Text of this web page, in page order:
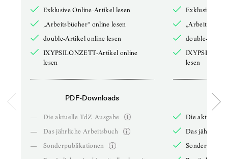
Exklusive Online-Artikel lesen
„Arbeitsbücher“ online lesen
double-Artikel online lesen
IXYPSILONZETT-Artikel online
lesen
PDF-Downloads
—
Die aktuelle TdZ-Ausgabe
—
Das jährliche Arbeitsbuch
—
Sonderpublikationen
Exklusive
double-
lesen
Die aktuelle
Das jährliche